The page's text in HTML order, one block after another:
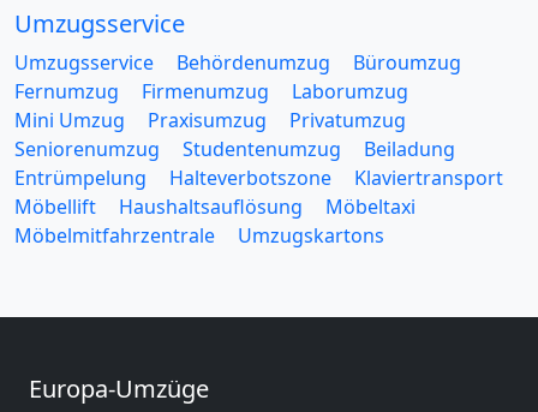
Umzugsservice
Umzugsservice Behördenumzug
Büroumzug
Fernumzug
Firmenumzug
Laborumzug
Mini Umzug
Praxisumzug
Privatumzug
Seniorenumzug
Studentenumzug
Beiladung
Entrümpelung
Halteverbotszone
Klaviertransport
Möbellift
Haushaltsauflösung
Möbeltaxi
Möbelmitfahrzentrale
Umzugskartons
Europa-Umzüge